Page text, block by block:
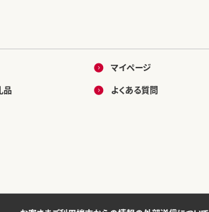
品
マイページ
よくある質問